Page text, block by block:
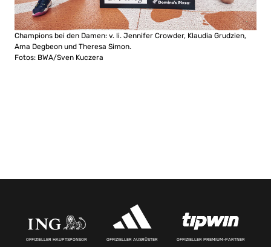
Champions bei den Damen: v. li. Jennifer Crowder, Klaudia Grudzien,
Ama Degbeon und Theresa Simon.
Fotos: BWA/Sven Kuczera
OFFIZIELLER HAUPTSPONSOR OFFIZIELLER AUSRÜSTER OFFIZIELLER PREMIUM-PARTNER